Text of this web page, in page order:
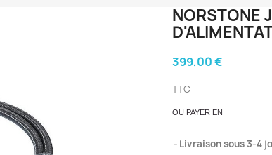
NORSTONE
399,00 €
TTC
OU PAYER EN
Livraison sous 3-4